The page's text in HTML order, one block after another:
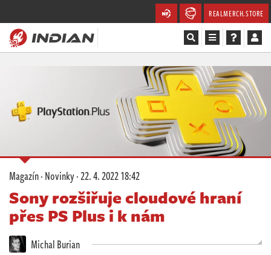
REALMERCH.STORE
Recenze
Soutěže
Databáze
Komunita
Redakce
Magazín·Novinky·22. 4. 2022 18:42
Sony rozšiřuje cloudové hraní
přes PS Plus i k nám
Michal Burian